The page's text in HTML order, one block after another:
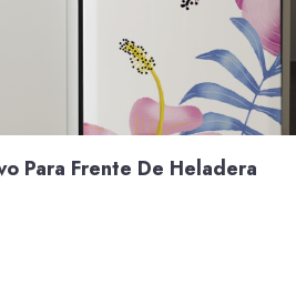
Para Frente De Heladera